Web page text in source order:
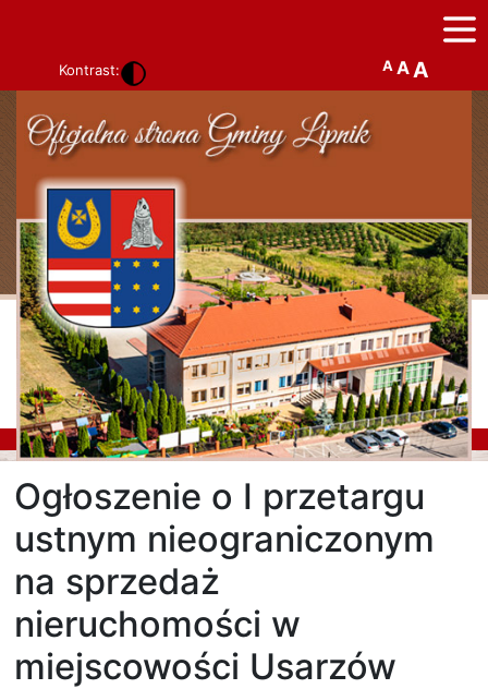
Kontrast: A AA
Ogłoszenie o I przetargu
ustnym nieograniczonym
na sprzedaż
nieruchomości w
miejscowości Usarzów